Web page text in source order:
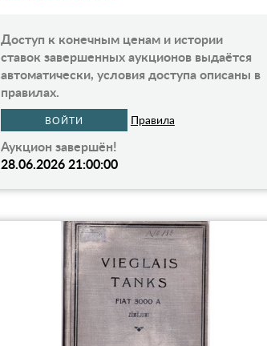
Доступ к конечным ценам и истории
ставок завершенных аукционов выдаётся
автоматически, условия доступа описаны в
правилах.
ВОЙТИ Правила
Аукцион завершён!
28.06.2026 21:00:00